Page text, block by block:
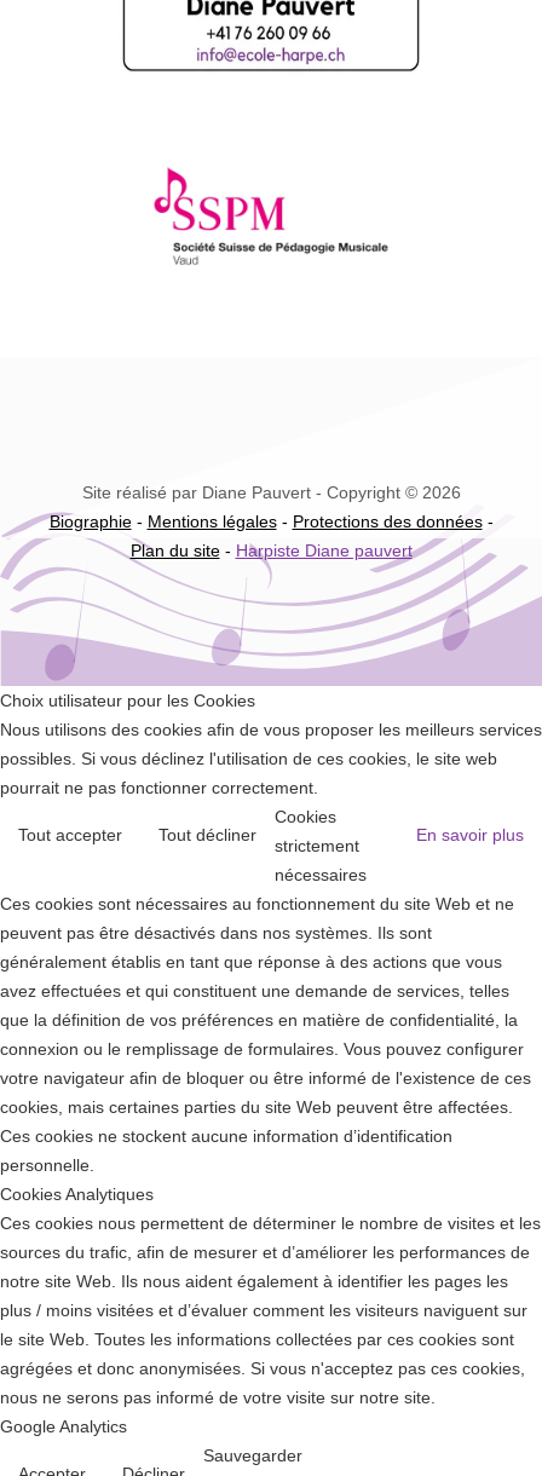
Site réalisé par Diane Pauvert - Copyright © 2026
Biographie- Mentions légales- Protections des données-
Plan du site- Harpiste Diane pauvert
Choix utilisateur pour les Cookies
Nous utilisons des cookies afin de vous proposer les meilleurs services
possibles. Si vous déclinez l'utilisation de ces cookies, le site web
pourrait ne pas fonctionner correctement.
Tout accepter Tout décliner En savoir plus
Cookies
strictement
nécessaires
Ces cookies sont nécessaires au fonctionnement du site Web et ne
peuvent pas être désactivés dans nos systèmes. Ils sont
généralement établis en tant que réponse à des actions que vous
avez effectuées et qui constituent une demande de services, telles
que la définition de vos préférences en matière de confidentialité, la
connexion ou le remplissage de formulaires. Vous pouvez configurer
votre navigateur afin de bloquer ou être informé de l'existence de ces
cookies, mais certaines parties du site Web peuvent être affectées.
Ces cookies ne stockent aucune information d’identification
personnelle.
Cookies Analytiques
Ces cookies nous permettent de déterminer le nombre de visites et les
sources du trafic, afin de mesurer et d’améliorer les performances de
notre site Web. Ils nous aident également à identifier les pages les
plus / moins visitées et d’évaluer comment les visiteurs naviguent sur
le site Web. Toutes les informations collectées par ces cookies sont
agrégées et donc anonymisées. Si vous n'acceptez pas ces cookies,
nous ne serons pas informé de votre visite sur notre site.
Google Analytics
Sauvegarder